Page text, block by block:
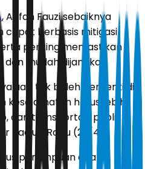
, Arifah Fauzi sebaiknya
cepat berbasis mitigasi
penting memastikan
mudah dijangkau.
tak boleh berhenti di
keselamatan harus lebih
dan transportasi publik
Radius, Rabu (29/4).
perempuan adalah